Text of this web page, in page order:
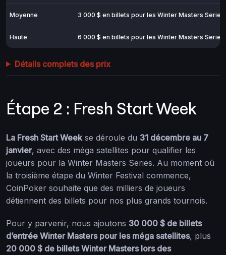
Moyenne 3 000 $ en billets pour les Winter Masters Series
Haute 6 000 $ en billets pour les Winter Masters Series
Détails complets des prix
Étape 2 : Fresh Start Week
La Fresh Start Week se déroule du 31 décembre au 7
janvier, avec des méga satellites pour qualifier les
joueurs pour la Winter Masters Series. Au moment où
la troisième étape du Winter Festival commence,
CoinPoker souhaite que des milliers de joueurs
détiennent des billets pour nos plus grands tournois.
Pour y parvenir, nous ajoutons 30 000 $ de billets
d’entrée Winter Masters pour les méga satellites, plus
20 000 $ de billets Winter Masters lors des